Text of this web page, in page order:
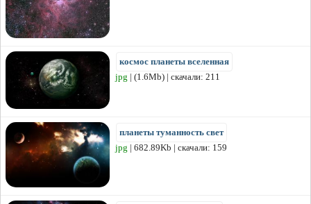
космос планеты вселенная
jpg | (1.6Mb) | скачали: 211
планеты туманность свет
jpg | 682.89Kb | скачали: 159